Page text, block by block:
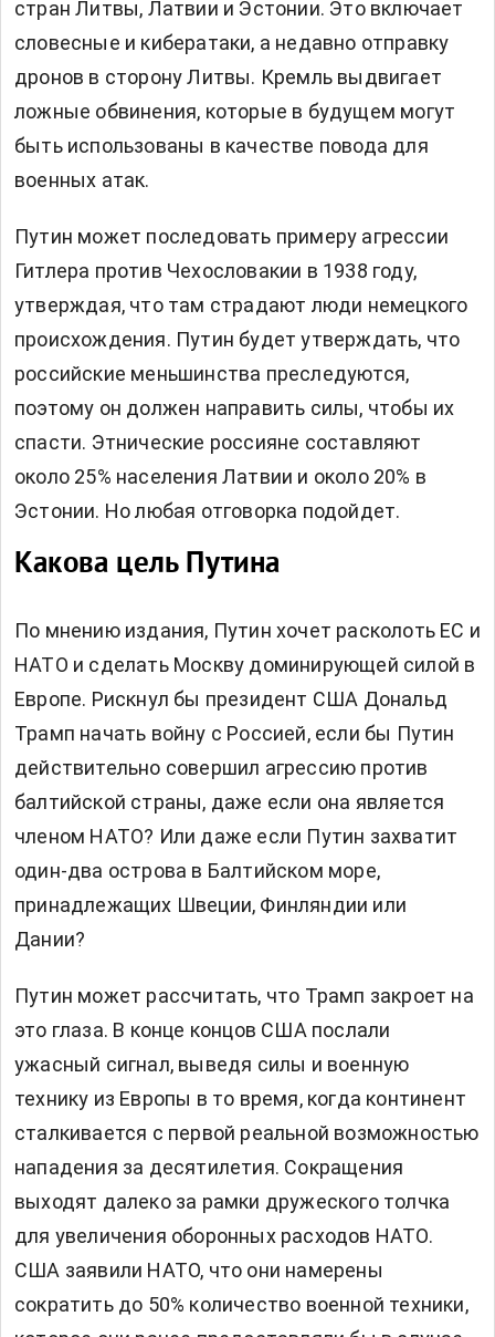
стран Литвы, Латвии и Эстонии. Это включает
словесные и кибератаки, а недавно отправку
дронов в сторону Литвы. Кремль выдвигает
ложные обвинения, которые в будущем могут
быть использованы в качестве повода для
военных атак.
Путин может последовать примеру агрессии
Гитлера против Чехословакии в 1938 году,
утверждая, что там страдают люди немецкого
происхождения. Путин будет утверждать, что
российские меньшинства преследуются,
поэтому он должен направить силы, чтобы их
спасти. Этнические россияне составляют
около 25% населения Латвии и около 20% в
Эстонии. Но любая отговорка подойдет.
Какова цель Путина
По мнению издания, Путин хочет расколоть ЕС и
НАТО и сделать Москву доминирующей силой в
Европе. Рискнул бы президент США Дональд
Трамп начать войну с Россией, если бы Путин
действительно совершил агрессию против
балтийской страны, даже если она является
членом НАТО? Или даже если Путин захватит
один-два острова в Балтийском море,
принадлежащих Швеции, Финляндии или
Дании?
Путин может рассчитать, что Трамп закроет на
это глаза. В конце концов США послали
ужасный сигнал, выведя силы и военную
технику из Европы в то время, когда континент
сталкивается с первой реальной возможностью
нападения за десятилетия. Сокращения
выходят далеко за рамки дружеского толчка
для увеличения оборонных расходов НАТО.
США заявили НАТО, что они намерены
сократить до 50% количество военной техники,